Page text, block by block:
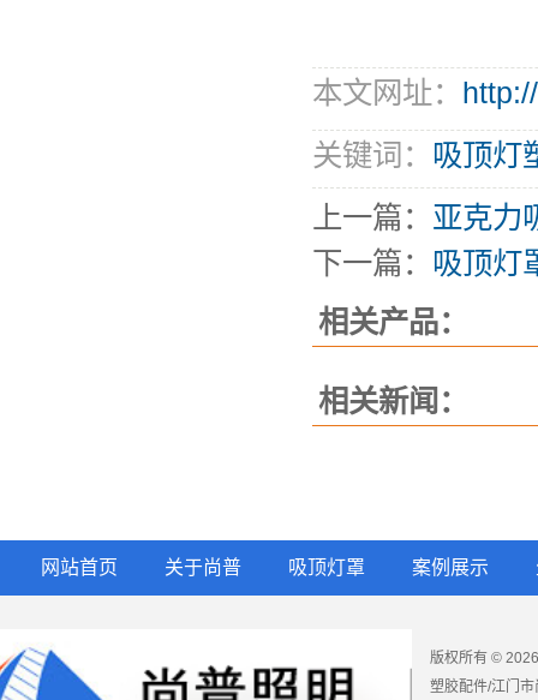
本文网址：
关键词： 吸顶灯
上一篇： 亚克力
下一篇： 吸顶灯
相关产品：
相关新闻：
网站首页 关于尚普 吸顶灯罩 案例展示
版权所有 ©
塑胶配件/江门